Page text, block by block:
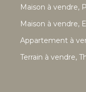
Maison à vendre,
Maison à vendre,
Appartement à
Terrain à vendre,